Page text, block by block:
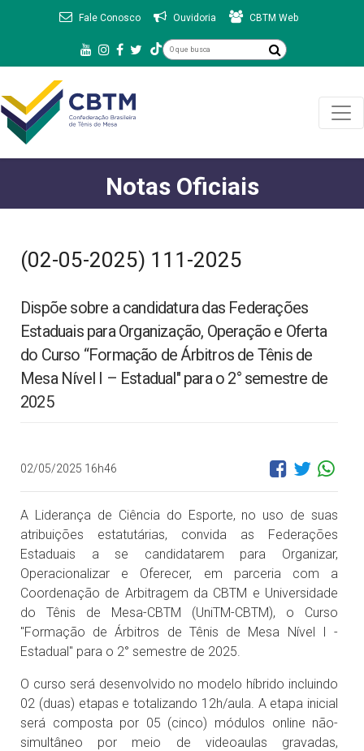
Fale Conosco Ouvidoria CBTM Web
Notas Oficiais
(02-05-2025) 111-2025
Dispõe sobre a candidatura das Federações
Estaduais para Organização, Operação e Oferta
do Curso “Formação de Árbitros de Tênis de
Mesa Nível I – Estadual" para o 2° semestre de
2025
02/05/2025 16h46
A Liderança de Ciência do Esporte, no uso de suas
atribuições estatutárias, convida as Federações
Estaduais a se candidatarem para Organizar,
Operacionalizar e Oferecer, em parceria com a
Coordenação de Arbitragem da CBTM e Universidade
do Tênis de Mesa-CBTM (UniTM-CBTM), o Curso
"Formação de Árbitros de Tênis de Mesa Nível I -
Estadual" para o 2° semestre de 2025.
O curso será desenvolvido no modelo híbrido incluindo
02 (duas) etapas e totalizando 12h/aula. A etapa inicial
será composta por 05 (cinco) módulos online não-
simultâneo por meio de videoaulas gravadas,